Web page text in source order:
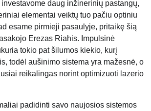
investavome daug inžinerinių pastangų,
elementai veiktų tuo pačiu optiniu
esame pirmieji pasaulyje, pritaikę šią
Erezas Riahis. Impulsinė
tokio pat šilumos kiekio, kurį
todėl aušinimo sistema yra mažesnė, o
reikalingas norint optimizuoti lazerio
padidinti savo naujosios sistemos